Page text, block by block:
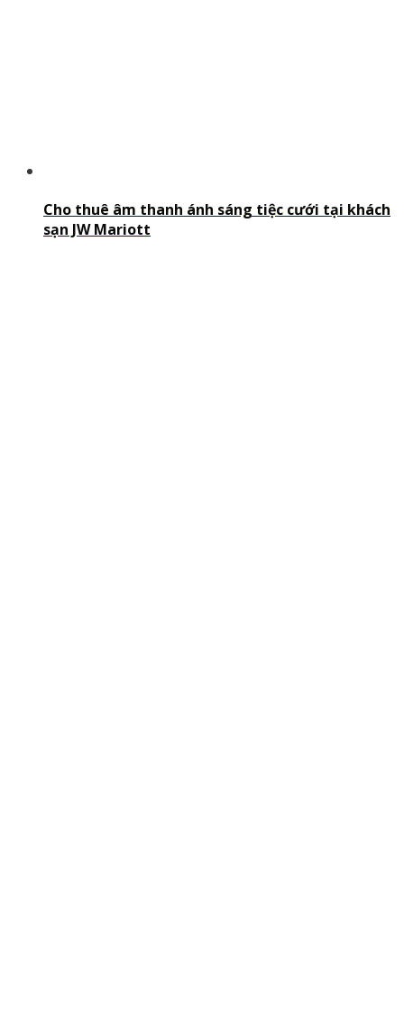
Cho thuê âm thanh ánh sáng tiệc cưới tại khách
sạn JW Mariott